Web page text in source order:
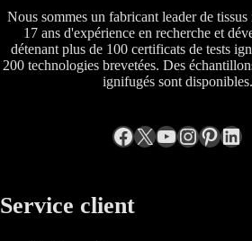
Nous sommes un fabricant leader de
17 ans d'expérience en recherche et
détenant plus de 100 certificats de tests
200 technologies brevetées. Des
ignifugés sont disponibles.
Facebook
X YouTube
Instagram
Service client